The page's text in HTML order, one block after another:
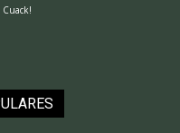
Cuack!